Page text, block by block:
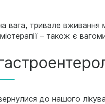
вага, тривале вживання
– також є
до нашого